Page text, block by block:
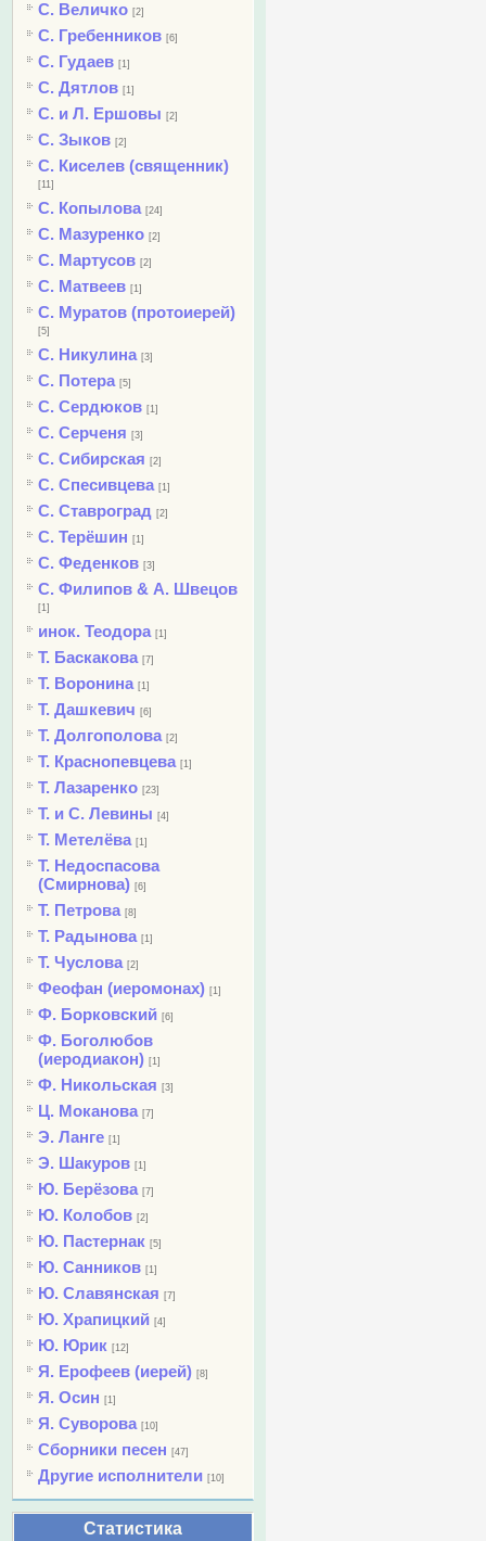
С. Величко [2]
С. Гребенников [6]
С. Гудаев [1]
С. Дятлов [1]
С. и Л. Ершовы [2]
С. Зыков [2]
С. Киселев (священник)
[11]
С. Копылова [24]
С. Мазуренко [2]
С. Мартусов [2]
С. Матвеев [1]
С. Муратов (протоиерей)
[5]
С. Никулина [3]
С. Потера [5]
С. Сердюков [1]
С. Серченя [3]
С. Сибирская [2]
С. Спесивцева [1]
С. Ставроград [2]
С. Терёшин [1]
С. Феденков [3]
С. Филипов & А. Швецов
[1]
инок. Теодора [1]
Т. Баскакова [7]
Т. Воронина [1]
Т. Дашкевич [6]
Т. Долгополова [2]
Т. Краснопевцева [1]
Т. Лазаренко [23]
Т. и С. Левины [4]
Т. Метелёва [1]
Т. Недоспасова
(Смирнова) [6]
Т. Петрова [8]
Т. Радынова [1]
Т. Чуслова [2]
Феофан (иеромонах) [1]
Ф. Борковский [6]
Ф. Боголюбов
(иеродиакон) [1]
Ф. Никольская [3]
Ц. Моканова [7]
Э. Ланге [1]
Э. Шакуров [1]
Ю. Берёзова [7]
Ю. Колобов [2]
Ю. Пастернак [5]
Ю. Санников [1]
Ю. Славянская [7]
Ю. Храпицкий [4]
Ю. Юрик [12]
Я. Ерофеев (иерей) [8]
Я. Осин [1]
Я. Суворова [10]
Сборники песен [47]
Другие исполнители [10]
Статистика